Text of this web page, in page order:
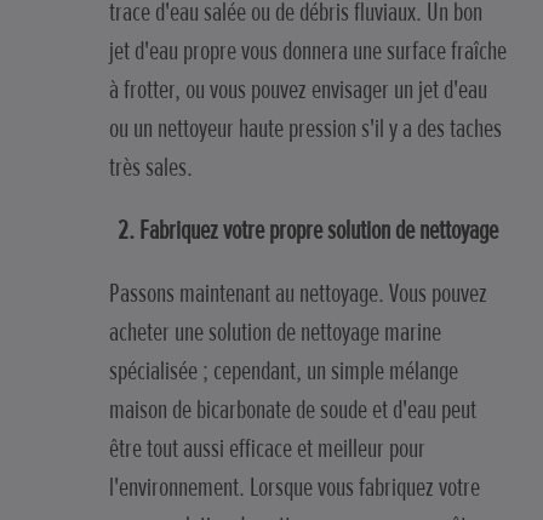
trace d'eau salée ou de débris fluviaux. Un bon
jet d'eau propre vous donnera une surface fraîche
à frotter, ou vous pouvez envisager un jet d'eau
ou un nettoyeur haute pression s'il y a des taches
très sales.
2. Fabriquez votre propre solution de nettoyage
Passons maintenant au nettoyage. Vous pouvez
acheter une solution de nettoyage marine
spécialisée ; cependant, un simple mélange
maison de bicarbonate de soude et d'eau peut
être tout aussi efficace et meilleur pour
l'environnement. Lorsque vous fabriquez votre